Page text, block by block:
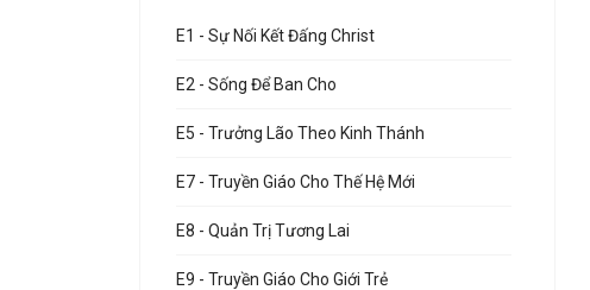
E1 - Sự Nối Kết Đấng Christ
E2 - Sống Để Ban Cho
E5 - Trưởng Lão Theo Kinh Thánh
E7 - Truyền Giáo Cho Thế Hệ Mới
E8 - Quản Trị Tương Lai
E9 - Truyền Giáo Cho Giới Trẻ